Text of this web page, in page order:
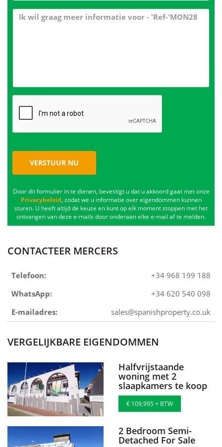
VERSTUUR NU
Door dit formulier in te dienen, bevestigt u dat u akkoord gaat met onze
Privacybeleid, zodat we u informatie over eigendommen kunnen
sturen. U heeft altijd de keuze en kunt op elk moment stoppen met het
ontvangen van deze e-mails door onderaan elke e-mail af te melden.
CONTACTEER MERCERS
Telefoon:
+34 968 199 188
WhatsApp:
+34 620 540 098
E-mailadres:
sales@spanishproperty.co.uk
VERGELIJKBARE EIGENDOMMEN
Halfvrijstaande
woning met 2
slaapkamers te koop
€ 109,995 + BTW
2 Bedroom Semi-
Detached For Sale